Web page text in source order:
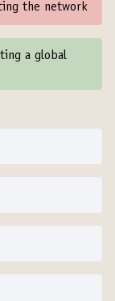
the network
a global